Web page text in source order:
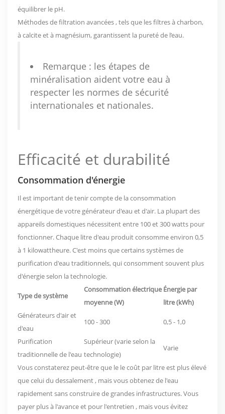
équilibrer le pH.
Méthodes de filtration avancées, tels que les filtres à charbon,
à calcite et à magnésium, garantissent la pureté de l’eau.
Remarque : les étapes de
minéralisation aident votre eau à
respecter les normes de sécurité
internationales et nationales.
Efficacité et durabilité
Consommation d'énergie
Il est important de tenir compte de la consommation
énergétique de votre générateur d'eau et d'air. La plupart des
appareils domestiques nécessitent entre 100 et 300 watts pour
fonctionner. Chaque litre d'eau produit consomme environ 0,5
à 1 kilowattheure. C'est moins que certains systèmes de
purification d'eau traditionnels, qui consomment souvent plus
d'énergie selon la technologie.
Type de système
Consommation électrique
moyenne (W)
Énergie par
litre (kWh)
Générateurs d'air et
d'eau
100 - 300 0,5 - 1,0
Purification
traditionnelle de l'eau
Supérieur (varie selon la
technologie)
Varie
Vous constaterez peut-être que le le coût par litre est plus élevé
que celui du dessalement, mais vous obtenez de l'eau
rapidement sans construire de grandes infrastructures. Vous
payer plus à l'avance et pour l'entretien , mais vous évitez